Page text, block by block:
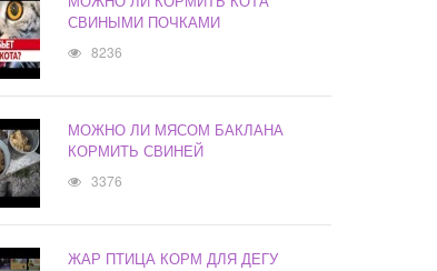
СВИНЫМИ ПОЧКАМИ
8236
МОЖНО ЛИ МЯСОМ БАКЛАНА
КОРМИТЬ СВИНЕЙ
3376
ЖАР ПТИЦА КОРМ ДЛЯ ДЕГУ